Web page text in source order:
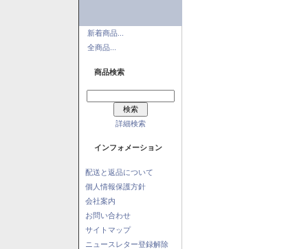
新着商品...
全商品...
商品検索
詳細検索
インフォメーション
配送と返品について
個人情報保護方針
会社案内
お問い合わせ
サイトマップ
ニュースレター登録解除